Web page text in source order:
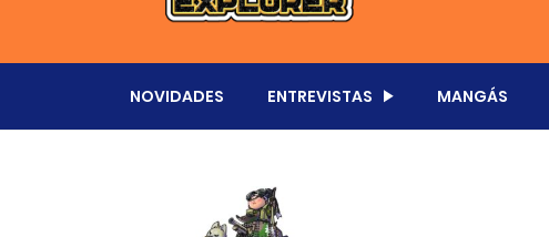
NOVIDADES ENTREVISTAS MANGÁS